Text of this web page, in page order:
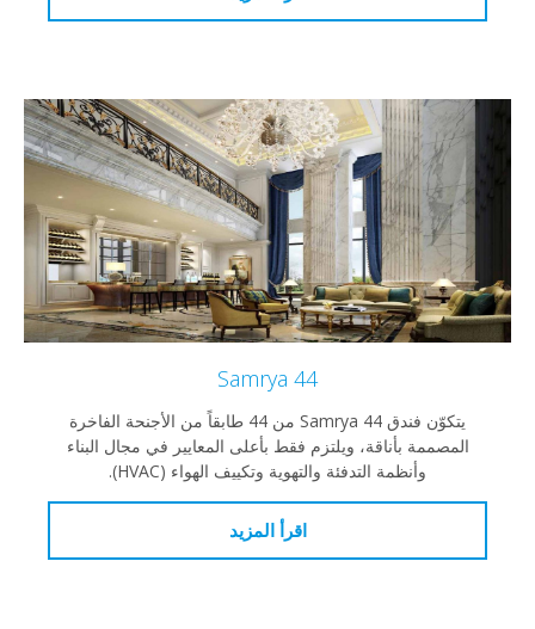
Samrya 44
يتكوّن فندق Samrya 44 من 44 طابقاً من الأجنحة الفاخرة
المصممة بأناقة، ويلتزم فقط بأعلى المعايير في مجال البناء
وأنظمة التدفئة والتهوية وتكييف الهواء (HVAC).
اقرأ المزيد